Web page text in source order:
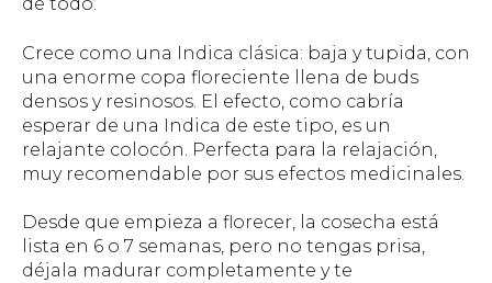
Crece como una Indica clásica: baja y tupida, con
una enorme copa floreciente llena de buds
densos y resinosos. El efecto, como cabría
esperar de una Indica de este tipo, es un
relajante colocón. Perfecta para la relajación,
muy recomendable por sus efectos medicinales.
Desde que empieza a florecer, la cosecha está
lista en 6 o 7 semanas, pero no tengas prisa,
déjala madurar completamente y te